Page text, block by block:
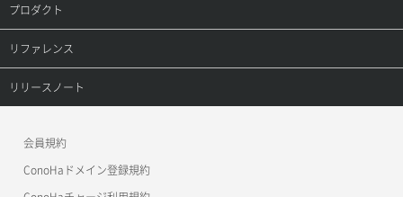
ポートデタッチ
ボリュームアタッチ
ボリュームデタッチ
レコード詳細取得
プロダクト
プロダクトトップ
ConoHa VPS(Ver.3.0)
ConoHa for GAME
リファレンス
リファレンストップ
OpenStack CLI
リリースノート
会員規約
ConoHaドメイン登録規約